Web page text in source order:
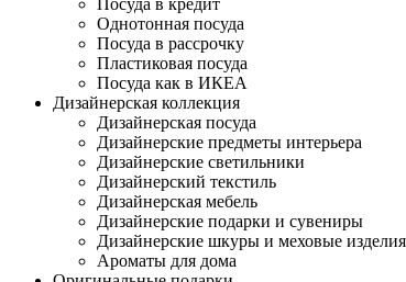
Посуда в кредит
Однотонная посуда
Посуда в рассрочку
Пластиковая посуда
Посуда как в ИКЕА
Дизайнерская коллекция
Дизайнерская посуда
Дизайнерские предметы интерьера
Дизайнерские светильники
Дизайнерский текстиль
Дизайнерская мебель
Дизайнерские подарки и сувениры
Дизайнерские шкуры и меховые изделия
Ароматы для дома